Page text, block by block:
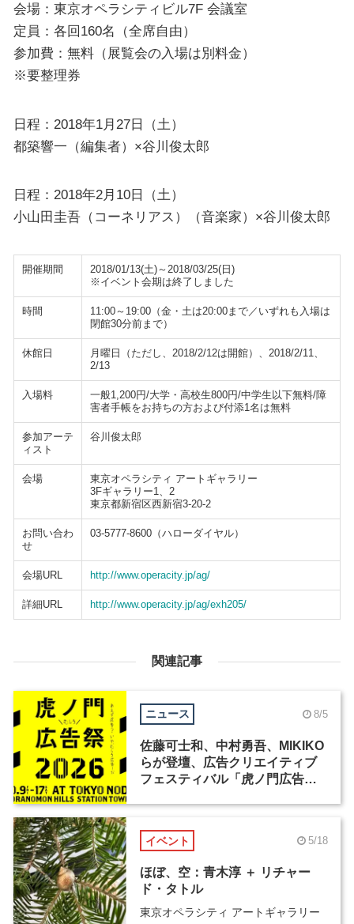
会場：東京オペラシティビル7F 会議室
定員：各回160名（全席自由）
参加費：無料（展覧会の入場は別料金）
※要整理券
日程：2018年1月27日（土）
都築響一（編集者）×谷川俊太郎
日程：2018年2月10日（土）
小山田圭吾（コーネリアス）（音楽家）×谷川俊太郎
開催期間
2018/01/13(土)～2018/03/25(日)
※イベント会期は終了しました
時間
11:00～19:00（金・土は20:00まで／いずれも入場は
閉館30分前まで）
休館日
月曜日（ただし、2018/2/12は開館）、2018/2/11、
2/13
入場料
一般1,200円/大学・高校生800円/中学生以下無料/障
害者手帳をお持ちの方および付添1名は無料
参加アーテ
ィスト
谷川俊太郎
会場
東京オペラシティ アートギャラリー
3Fギャラリー1、2
東京都新宿区西新宿3-20-2
お問い合わ
せ
03-5777-8600（ハローダイヤル）
会場URL http://www.operacity.jp/ag/
詳細URL http://www.operacity.jp/ag/exh205/
関連記事
ニュース 8/5
佐藤可士和、中村勇吾、MIKIKO
らが登壇、広告クリエイティブ
フェスティバル「虎ノ門広告
イベント 5/18
ほぼ、空：青木淳 ＋ リチャー
ド・タトル
東京オペラシティ アートギャラリー